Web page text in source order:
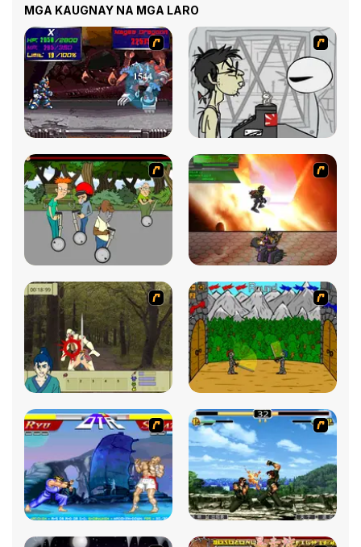
MGA KAUGNAY NA MGA LARO